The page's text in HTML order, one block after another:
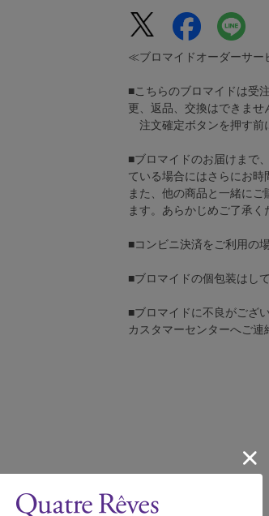
≪ブロマイドオーダーサ
■こちらのブロマイドは受
更、返品、交換はできませ
注文確定ボタンを押す前
■ブロマイドのお届けまで
ている場合にはさらにお時
また、他の商品と一緒に
ます。あらかじめご了承く
■コンビニ決済をご利用の
■ブロマイドの個包装はし
■ブロマイドに不良がござ
カスタマーセンターへご連